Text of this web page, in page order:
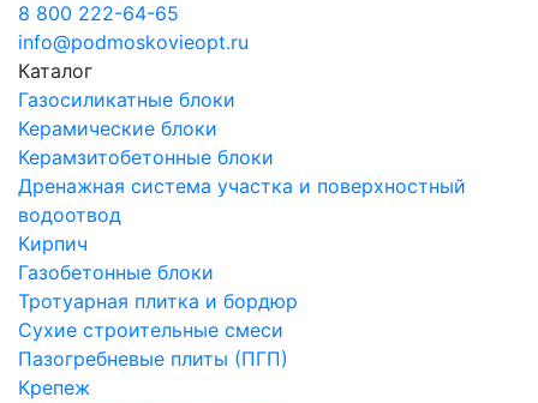
8 800 222-64-65
info@podmoskovieopt.ru
Каталог
Газосиликатные блоки
Керамические блоки
Керамзитобетонные блоки
Дренажная система участка и поверхностный
водоотвод
Кирпич
Газобетонные блоки
Тротуарная плитка и бордюр
Сухие строительные смеси
Пазогребневые плиты (ПГП)
Крепеж